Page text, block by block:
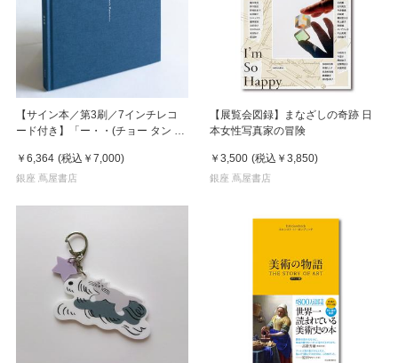
【サイン本／第3刷／7インチレコ
ード付き】「ー・・(チョー タン タ
￥6,364 (税込 ￥7,000)
銀座 蔦屋書店
【展覧会図録】まなざしの奇跡 日
本女性写真家の冒険
￥3,500 (税込 ￥3,850)
銀座 蔦屋書店